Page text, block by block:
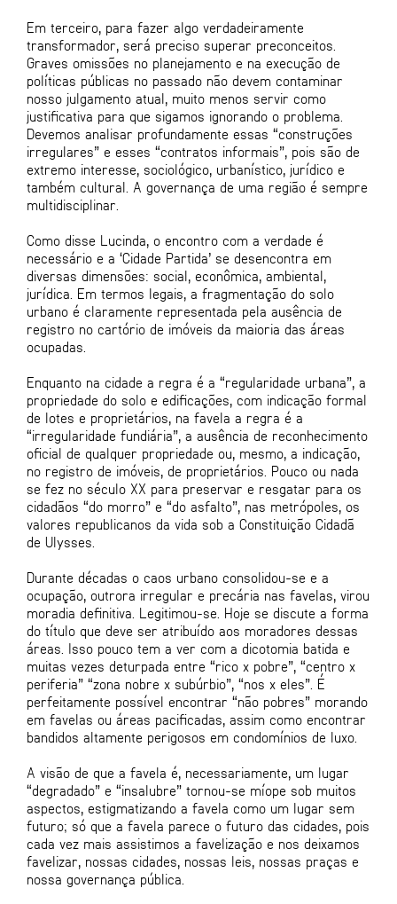
Em terceiro, para fazer algo verdadeiramente
transformador, será preciso superar preconceitos.
Graves omissões no planejamento e na execução de
políticas públicas no passado não devem contaminar
nosso julgamento atual, muito menos servir como
justificativa para que sigamos ignorando o problema.
Devemos analisar profundamente essas “construções
irregulares” e esses “contratos informais”, pois são de
extremo interesse, sociológico, urbanístico, jurídico e
também cultural. A governança de uma região é sempre
multidisciplinar.
Como disse Lucinda, o encontro com a verdade é
necessário e a ‘Cidade Partida’ se desencontra em
diversas dimensões: social, econômica, ambiental,
jurídica. Em termos legais, a fragmentação do solo
urbano é claramente representada pela ausência de
registro no cartório de imóveis da maioria das áreas
ocupadas.
Enquanto na cidade a regra é a “regularidade urbana”, a
propriedade do solo e edificações, com indicação formal
de lotes e proprietários, na favela a regra é a
“irregularidade fundiária”, a ausência de reconhecimento
oficial de qualquer propriedade ou, mesmo, a indicação,
no registro de imóveis, de proprietários. Pouco ou nada
se fez no século XX para preservar e resgatar para os
cidadãos “do morro” e “do asfalto”, nas metrópoles, os
valores republicanos da vida sob a Constituição Cidadã
de Ulysses.
Durante décadas o caos urbano consolidou-se e a
ocupação, outrora irregular e precária nas favelas, virou
moradia definitiva. Legitimou-se. Hoje se discute a forma
do título que deve ser atribuído aos moradores dessas
áreas. Isso pouco tem a ver com a dicotomia batida e
muitas vezes deturpada entre “rico x pobre”, “centro x
periferia” “zona nobre x subúrbio”, “nos x eles”. É
perfeitamente possível encontrar “não pobres” morando
em favelas ou áreas pacificadas, assim como encontrar
bandidos altamente perigosos em condomínios de luxo.
A visão de que a favela é, necessariamente, um lugar
“degradado” e “insalubre” tornou-se míope sob muitos
aspectos, estigmatizando a favela como um lugar sem
futuro; só que a favela parece o futuro das cidades, pois
cada vez mais assistimos a favelização e nos deixamos
favelizar, nossas cidades, nossas leis, nossas praças e
nossa governança pública.